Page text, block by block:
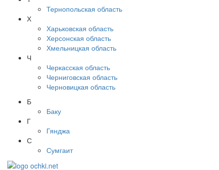
Тернопольская область
Х
Харьковская область
Херсонская область
Хмельницкая область
Ч
Черкасская область
Черниговская область
Черновицкая область
Б
Баку
Г
Гянджа
С
Сумгаит